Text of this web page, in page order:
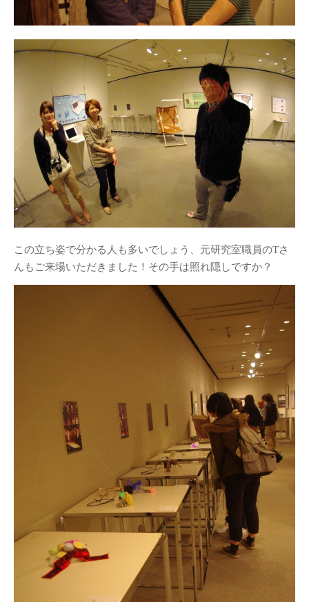
この立ち姿で分かる人も多いでしょう、元研究室職員のTさ
んもご来場いただきました！その手は照れ隠しですか？